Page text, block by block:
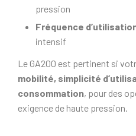
pression
Fréquence
intensif
Le GA200 est pertinent si
mobilité, simplicité
consommation, pour des
exigence de haute pression.